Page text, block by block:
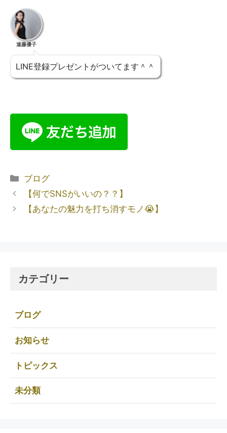
遠藤優子
LINE登録プレゼントがついてます＾＾
ブログ
【何でSNSがいいの？？】
【あなたの魅力を打ち消すモノ😭】
カテゴリー
ブログ
お知らせ
トピックス
未分類